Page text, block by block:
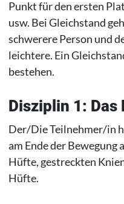
Punkt für den ersten
usw. Bei Gleichstand
schwerere Person und
leichtere. Ein
bestehen.
Disziplin 1: Das
Der/Die Teilnehmer/in
am Ende der
Hüfte, gestreckten
Hüfte.